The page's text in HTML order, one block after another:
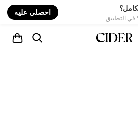
احصلي عليه